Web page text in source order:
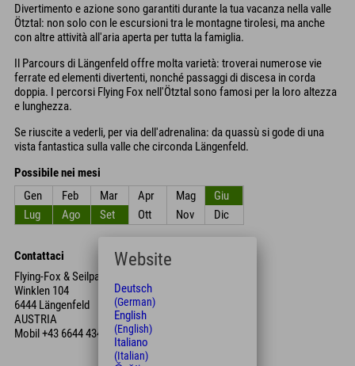
Divertimento e azione sono garantiti durante la tua vacanza nella valle
Ötztal: non solo con le escursioni tra le montagne tirolesi, ma anche
con altre attività all'aria aperta per tutta la famiglia.
Il Parcours di Längenfeld offre molta varietà: troverai numerose vie
ferrate ed elementi divertenti, nonché passaggi di discesa in corda
doppia. I percorsi Flying Fox nell'Ötztal sono famosi per la loro altezza
e lunghezza.
Se riuscite a vederli, per via dell'adrenalina: da quassù si gode di una
vista fantastica sulla valle che circonda Längenfeld.
Possibile nei mesi
Gen
Feb Mar Apr Mag
Giu
Lug
Ago Set Ott Nov Dic
Contattaci
Flying-Fox & Seilparcours Längenfeld
Winklen 104
6444 Längenfeld
AUSTRIA
Mobil+43 6644 434 684
Website
Deutsch
(German)
English
(English)
Italiano
(Italian)